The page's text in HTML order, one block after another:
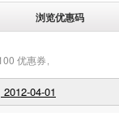
浏览优惠码
优惠券
2012-04-01